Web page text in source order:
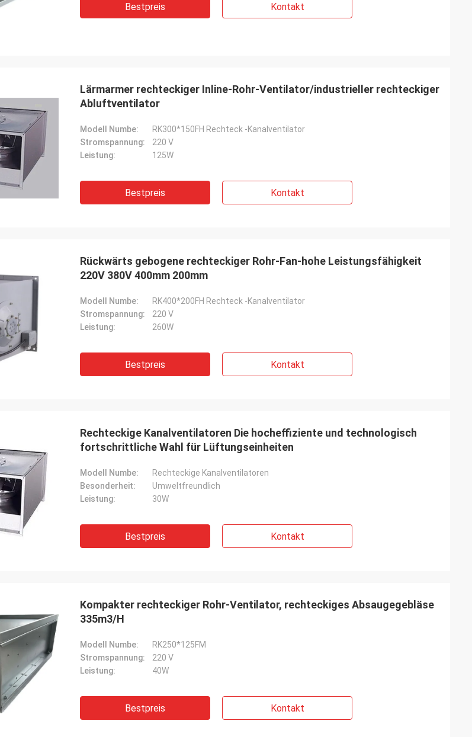
Bestpreis Kontakt
Lärmarmer rechteckiger Inline-Rohr-Ventilator/industrieller rechteckiger
Abluftventilator
Modell Numbe:
RK300*150FH Rechteck -Kanalventilator
Stromspannung:
220 V
Leistung:
125W
Bestpreis Kontakt
Rückwärts gebogene rechteckiger Rohr-Fan-hohe Leistungsfähigkeit
220V 380V 400mm 200mm
Modell Numbe:
RK400*200FH Rechteck -Kanalventilator
Stromspannung:
220 V
Leistung:
260W
Bestpreis Kontakt
Rechteckige Kanalventilatoren Die hocheffiziente und technologisch
fortschrittliche Wahl für Lüftungseinheiten
Modell Numbe:
Rechteckige Kanalventilatoren
Besonderheit:
Umweltfreundlich
Leistung:
30W
Bestpreis Kontakt
Kompakter rechteckiger Rohr-Ventilator, rechteckiges Absaugegebläse
335m3/H
Modell Numbe:
RK250*125FM
Stromspannung:
220 V
Leistung:
40W
Bestpreis Kontakt